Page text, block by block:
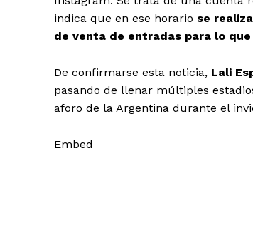
indica que en ese horario se
de venta de entradas para lo
De confirmarse esta noticia, Lali
pasando de llenar múltiples
aforo de la Argentina durante el
Embed